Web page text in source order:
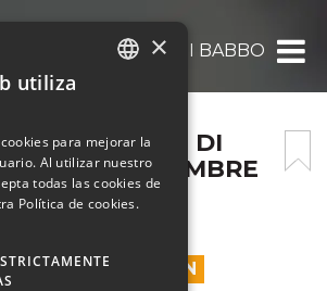
CASTELLO DI BABBO
CASTELLO DI
– 28 DICEMBRE
- 09:00
LÍNEA TERMINARON
SPANISH
×
utiliza
para mejorar la
Al utilizar nuestro
todas las cookies de
Política de cookies.